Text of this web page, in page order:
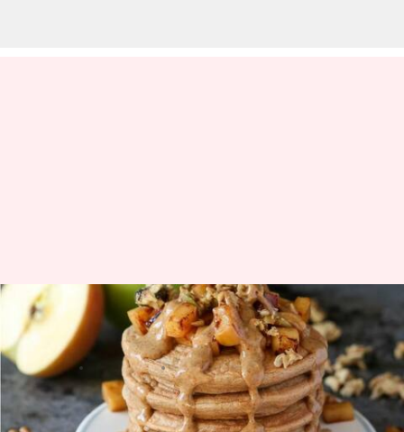
दालचीनी से बनाए जा सकते हैं ये
स्वादिष्ट व्यंजन, जानिए इनकी रेसिपी
लेखन अंजली May 04, 2022 03:26 pm
क्या है खबर?